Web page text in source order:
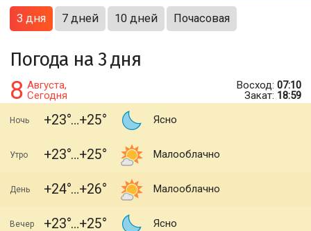
3 дня 7 дней 10 дней Почасовая
Погода на 3 дня
8 Августа,
Сегодня
Восход: 07:10
Закат: 18:59
Ночь +23 +25 Ясно
Утро +23 +25 Малооблачно
День +24 +26 Малооблачно
Вечер +23 +25 Ясно